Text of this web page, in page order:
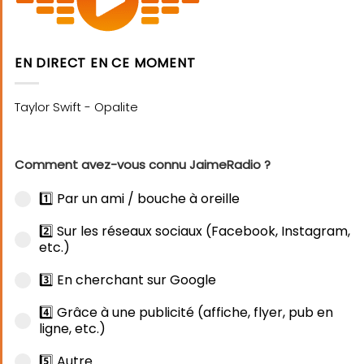
EN DIRECT EN CE MOMENT
Comment avez-vous connu JaimeRadio ?
1️⃣ Par un ami / bouche à oreille
2️⃣ Sur les réseaux sociaux (Facebook, Instagram,
etc.)
3️⃣ En cherchant sur Google
4️⃣ Grâce à une publicité (affiche, flyer, pub en
ligne, etc.)